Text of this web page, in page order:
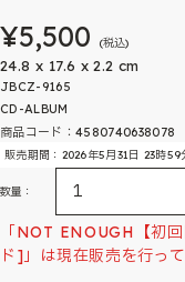
¥5,500 (税込)
24.8 x 17.6 x 2.2 cm
JBCZ-9165
CD-ALBUM
商品コード：4580740638078
販売期間：2026年5月31日 23時59
数量：
「NOT ENOUGH【初
ド]」は現在販売を行っ